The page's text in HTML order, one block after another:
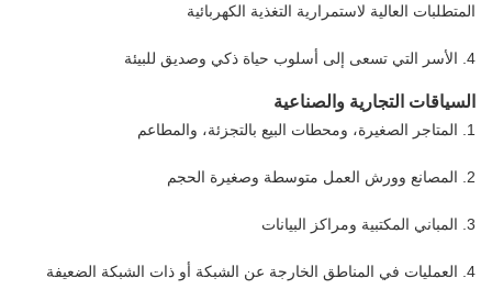
المتطلبات العالية لاستمرارية التغذية الكهربائية
4. الأسر التي تسعى إلى أسلوب حياة ذكي وصديق للبيئة
السياقات التجارية والصناعية
1. المتاجر الصغيرة، ومحطات البيع بالتجزئة، والمطاعم
2. المصانع وورش العمل متوسطة وصغيرة الحجم
3. المباني المكتبية ومراكز البيانات
4. العمليات في المناطق الخارجة عن الشبكة أو ذات الشبكة الضعيفة